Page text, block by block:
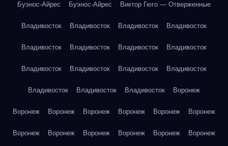
Буэнос-Айрес Буэнос-Айрес Виктор Гюго — Отверженные
Владивосток Владивосток Владивосток Владивосток
Владивосток Владивосток Владивосток Владивосток
Владивосток Владивосток Владивосток Владивосток
Владивосток Владивосток Владивосток Воронеж
Воронеж Воронеж Воронеж Воронеж Воронеж Воронеж
Воронеж Воронеж Воронеж Воронеж Воронеж Воронеж